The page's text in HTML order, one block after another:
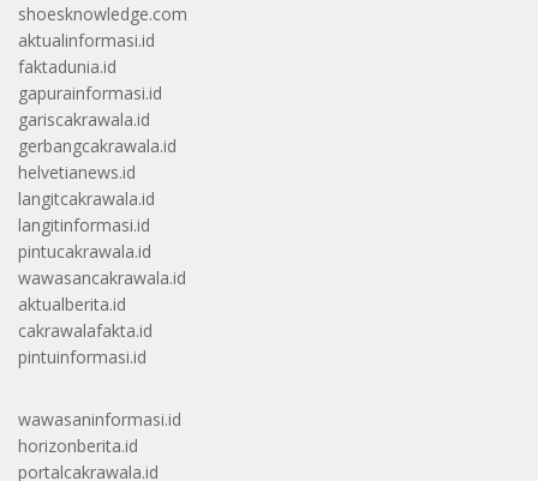
shoesknowledge.com
aktualinformasi.id
faktadunia.id
gapurainformasi.id
gariscakrawala.id
gerbangcakrawala.id
helvetianews.id
langitcakrawala.id
langitinformasi.id
pintucakrawala.id
wawasancakrawala.id
aktualberita.id
cakrawalafakta.id
pintuinformasi.id
wawasaninformasi.id
horizonberita.id
portalcakrawala.id